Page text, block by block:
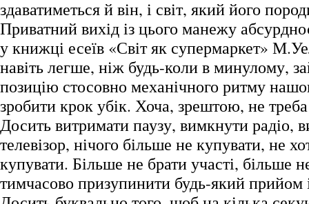
здаватиметься й він, і світ, який його
Приватний вихід із цього манежу
у книжці есеїв «Світ як супермаркет»
навіть легше, ніж будь-коли в минулому,
позицію стосовно механічного ритму
зробити крок убік. Хоча, зрештою, не
Досить витримати паузу, вимкнути радіо,
телевізор, нічого більше не купувати, не
купувати. Більше не брати участі, більше
тимчасово призупинити будь-який прийом